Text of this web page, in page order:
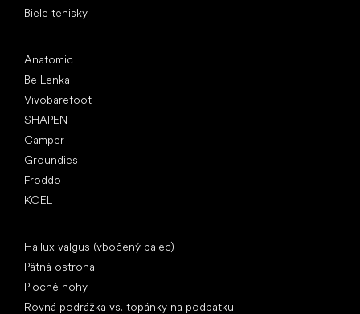
Biele tenisky
Anatomic
Be Lenka
Vivobarefoot
SHAPEN
Camper
Groundies
Froddo
KOEL
Hallux valgus (vbočený palec)
Pätná ostroha
Ploché nohy
Rovná podrážka vs. topánky na podpätku